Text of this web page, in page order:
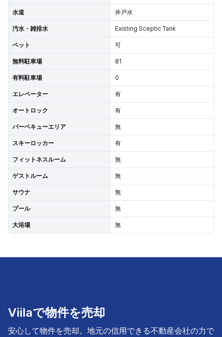
水道 井戸水
汚水・雑排水 Existing Sceptic Tank
ペット 可
無料駐車場 81
有料駐車場 0
エレベーター 有
オートロック 有
バーベキューエリア 無
スキーロッカー 有
フィットネスルーム 無
ゲストルーム 無
サウナ 無
プール 無
大浴場 無
Viilaで物件を売却
安心して物件を売却。地元の信用できる不動産会社の力で